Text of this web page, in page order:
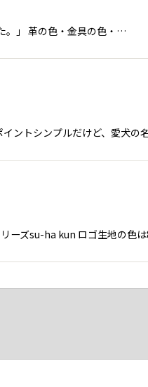
。」 革の色・金具の色・…
ントシンプルだけど、愛犬
ーズsu-ha kun ロゴ生地の色